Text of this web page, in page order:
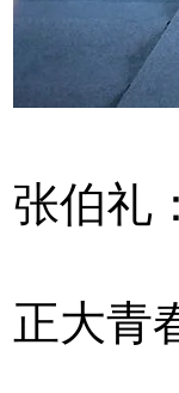
张伯礼
正大青